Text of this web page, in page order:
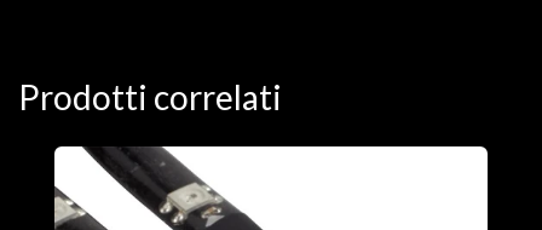
Prodotti correlati